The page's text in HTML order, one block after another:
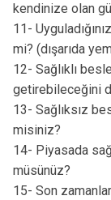
kendinize olan
11-
mi? (dışarıda
12- Sağlıklı
getirebileceğini
13- Sağlıksız
misiniz?
14- Piyasada
müsünüz?
15- Son